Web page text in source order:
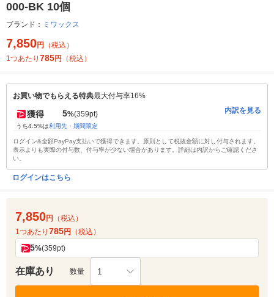
000-BK 10個
ブランド： ミワックス
7,850円
（税込）
1つあたり 785円 （税込）
お買い物でもらえる特典最大付与率16%
獲得 5%(359pt)
うち4.5%は利用先・期間限定
内訳を見る
ログイン&全額PayPay支払いで獲得できます。原則として税抜金額に対し付与されます。
表示よりも実際の付与数、付与率が少ない場合があります。詳細は内訳からご確認くださ
い。
ログインはこちら
7,850円
（税込）
1つあたり 785円 （税込）
5%(359pt)
在庫あり 数量 1